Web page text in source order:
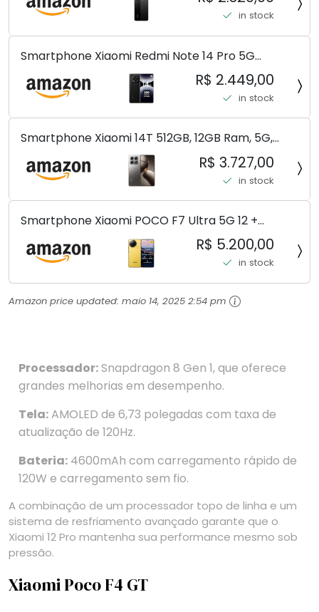
in stock
Smartphone Xiaomi Redmi Note 14 Pro 5G
Midnight Black (Preto) 12GB RAM 512GB ROM NFC
[ 24090RA29G ]
R$ 2.449,00
in stock
Smartphone Xiaomi 14T 512GB, 12GB Ram, 5G,
Leica, Cinza - no Brasil
R$ 3.727,00
in stock
Smartphone Xiaomi POCO F7 Ultra 5G 12 +
256GB/16+512GB Processador Snapdragon 8 Elite
Top de Linha Chip VisionBoost D7 para Jogos
Pesados Tela Flow AMOLED 2K...
R$ 5.200,00
in stock
Amazon price updated: maio 14, 2025 2:54 pm
Processador:Snapdragon 8 Gen 1, que oferece
grandes melhorias em desempenho.
Tela:AMOLED de 6,73 polegadas com taxa de
atualização de 120Hz.
Bateria: 4600mAh com carregamento rápido de
120W e carregamento sem fio.
A combinação de um processador topo de linha e um
sistema de resfriamento avançado garante que o
Xiaomi 12 Pro mantenha sua performance mesmo sob
pressão.
Xiaomi Poco F4 GT